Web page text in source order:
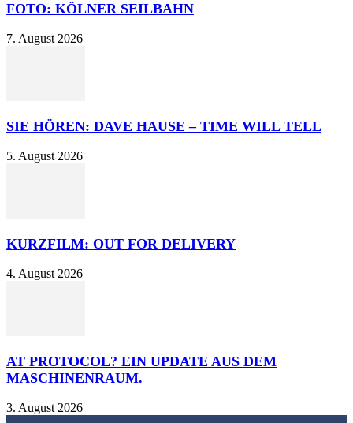
FOTO: KÖLNER SEILBAHN
7. August 2026
SIE HÖREN: DAVE HAUSE – TIME WILL TELL
5. August 2026
KURZFILM: OUT FOR DELIVERY
4. August 2026
AT PROTOCOL? EIN UPDATE AUS DEM
MASCHINENRAUM.
3. August 2026